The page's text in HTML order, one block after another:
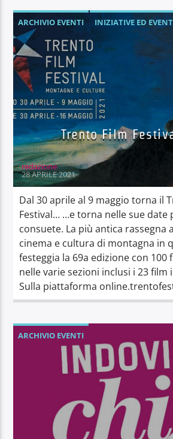
ARCHIVIO EVENTI INIZIATIVE ED
Trento Film
redazione
28 APRILE 2021
Dal 30 aprile al 9 maggio torna il
Festival… …e torna nelle sue date
consuete. La più antica rassegna
cinema e cultura di montagna in
festeggia la 69a edizione con 100
nelle varie sezioni inclusi i 23 film
Sulla piattaforma
ARCHIVIO EVENTI